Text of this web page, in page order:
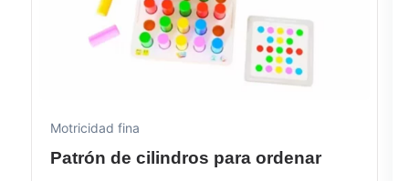
Motricidad fina
Patrón de cilindros para ordenar